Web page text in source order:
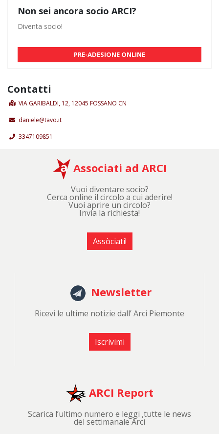
Non sei ancora socio ARCI?
Diventa socio!
PRE-ADESIONE ONLINE
Contatti
VIA GARIBALDI, 12, 12045 FOSSANO CN
daniele@tavo.it
3347109851
Associati ad ARCI
Vuoi diventare socio?
Cerca online il circolo a cui aderire!
Vuoi aprire un circolo?
Invia la richiesta!
Assòciati!
Newsletter
Ricevi le ultime notizie dall’ Arci Piemonte
Iscrivimi
ARCI Report
Scarica l’ultimo numero e leggi ,tutte le news
del settimanale Arci